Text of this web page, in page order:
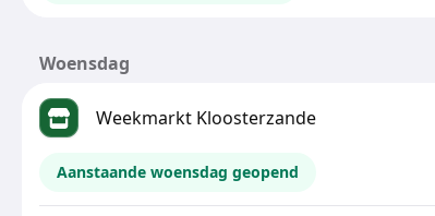
Woensdag
Weekmarkt Kloosterzande
Aanstaande woensdag geopend